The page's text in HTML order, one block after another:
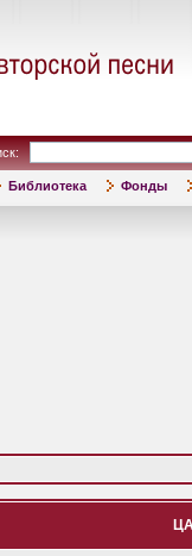
Библиотека Фонды